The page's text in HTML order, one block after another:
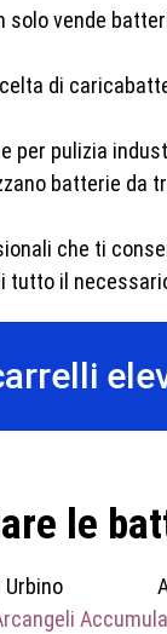
solo vende
di
per pulizia
batterie da
che ti
tutto il
le